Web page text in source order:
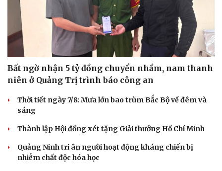
Bất ngờ nhận 5 tỷ đồng chuyển nhầm, nam thanh
niên ở Quảng Trị trình báo công an
Thời tiết ngày 7/8: Mưa lớn bao trùm Bắc Bộ về đêm và
sáng
Thành lập Hội đồng xét tặng Giải thưởng Hồ Chí Minh
Quảng Ninh tri ân người hoạt động kháng chiến bị
nhiễm chất độc hóa học